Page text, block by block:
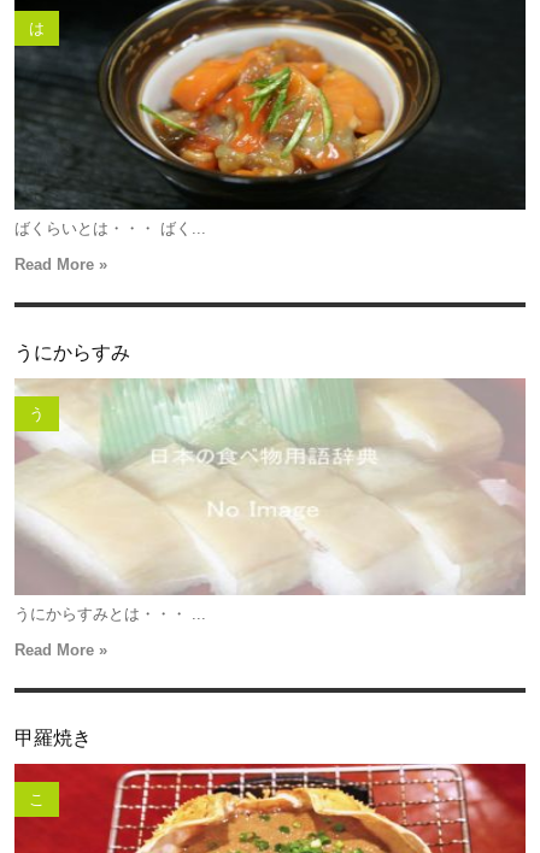
は
ばくらいとは・・・ ばく...
Read More »
うにからすみ
う
うにからすみとは・・・ ...
Read More »
甲羅焼き
こ